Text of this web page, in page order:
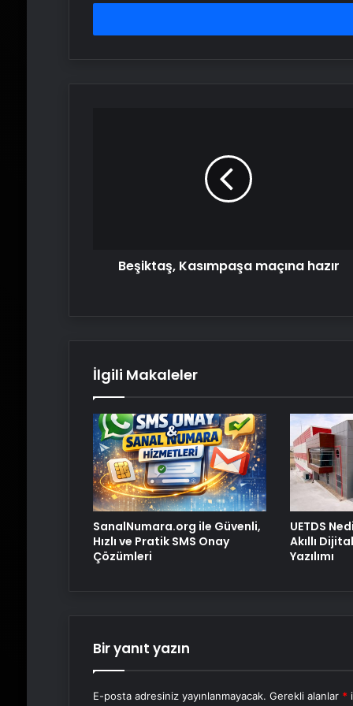
adresinizi
Beşiktaş, Kasımpaşa maçına hazır
İlgili Makaleler
SanalNumara.org ile Güvenli,
Hızlı ve Pratik SMS Onay
Çözümleri
UETDS
Akıllı
Yazılımı
Bir yanıt yazın
E-posta adresiniz yayınlanmayacak. Gerekli alanlar *